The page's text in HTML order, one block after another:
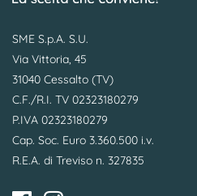
SME S.p.A. S.U.
Via Vittoria, 45
31040 Cessalto (TV)
C.F./R.I. TV 02323180279
P.IVA 02323180279
Cap. Soc. Euro 3.360.500 i.v.
R.E.A. di Treviso n. 327835